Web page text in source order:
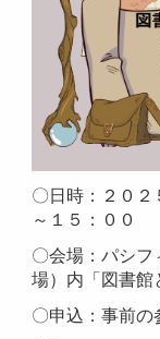
〇日時：２０
～１５：００
〇会場：パシ
場）内「図書館
〇申込：事前の